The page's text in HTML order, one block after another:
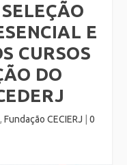
E
CURSOS
DO
, Fundação CECIERJ 0